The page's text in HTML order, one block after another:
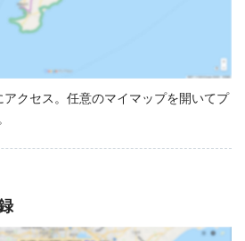
クセス。任意のマイマップを開いてプ